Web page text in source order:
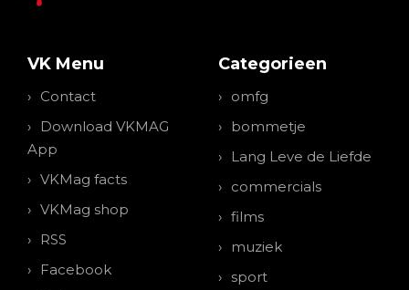
VK Menu
Contact
Download VKMAG
App
VKMag facts
VKMag shop
RSS
Facebook
Categorieen
omfg
bommetje
Lang Leve de Liefde
commercials
films
muziek
sport